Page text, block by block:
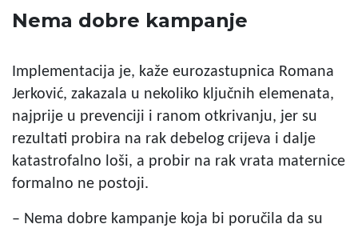
Nema dobre kampanje
Implementacija je, kaže eurozastupnica Romana
Jerković, zakazala u nekoliko ključnih elemenata,
najprije u prevenciji i ranom otkrivanju, jer su
rezultati probira na rak debelog crijeva i dalje
katastrofalno loši, a probir na rak vrata maternice
formalno ne postoji.
– Nema dobre kampanje koja bi poručila da su